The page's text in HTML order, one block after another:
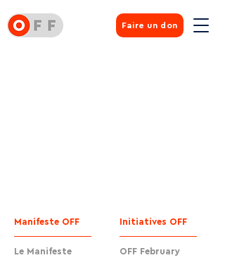
Faire un don
Manifeste OFF
Le Manifeste
Initiatives OFF
OFF February